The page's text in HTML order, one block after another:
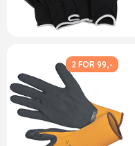
2 FOR 99,-